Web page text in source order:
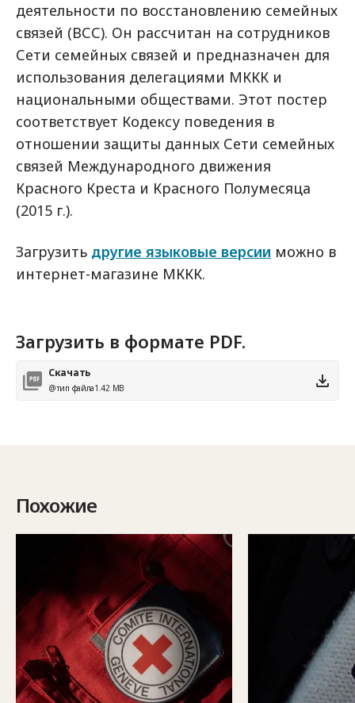
деятельности по восстановлению семейных
связей (ВСС). Он рассчитан на сотрудников
Сети семейных связей и предназначен для
использования делегациями МККК и
национальными обществами. Этот постер
соответствует Кодексу поведения в
отношении защиты данных Сети семейных
связей Международного движения
Красного Креста и Красного Полумесяца
(2015 г.).
Загрузить другие языковые версии можно в
интернет-магазине МККК.
Загрузить в формате PDF.
Скачать
@тип файла1.42 MB
Похожие